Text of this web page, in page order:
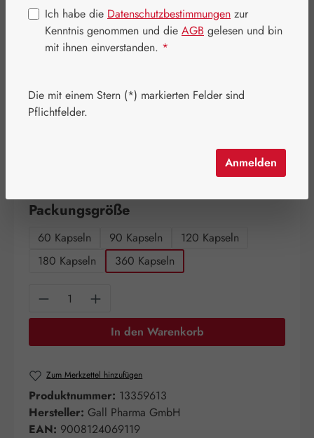
Regulärer Preis:
149,00 €
Inhalt:0.271 Kilogramm
Packungsgrößeauswählen
60 Kapseln 90 Kapseln
120 Kapseln
180 Kapseln
360 Kapseln
Produkt Anzahl: Gib den gewünschten
In den Warenkorb
Zum Merkzettel hinzufügen
Produktnummer: 13359613
Hersteller: Gall Pharma GmbH
EAN: 9008124069119
Ich habe die Datenschutzbestimmungen zur
Kenntnis genommen und die AGB gelesen und bin
mit ihnen einverstanden. *
Die mit einem Stern (*) markierten Felder sind
Pflichtfelder.
Anmelden